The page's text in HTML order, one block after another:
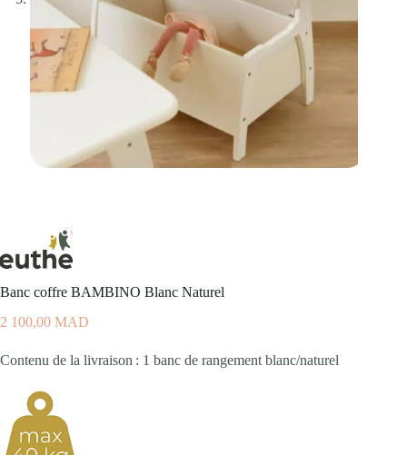
Banc coffre BAMBINO Blanc Naturel
2 100,00 MAD
Contenu de la livraison : 1 banc de rangement blanc/naturel